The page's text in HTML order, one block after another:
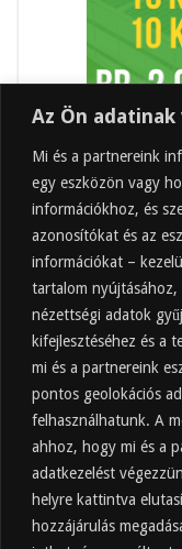
Az Ön
Mi és a partnereink
egy eszközön vagy
információkhoz, és
azonosítókat és az
információkat –
tartalom nyújtásához,
nézettségi adatok
kifejlesztéséhez és a
mi és a partnereink
pontos geolokációs
felhasználhatunk. A
ahhoz, hogy mi és a
adatkezelést
helyre kattintva
hozzájárulás
Felkapott
Almaecet
terület
2025.10.31.
Almaecet
hígítva?
2025.10.30.
Mit